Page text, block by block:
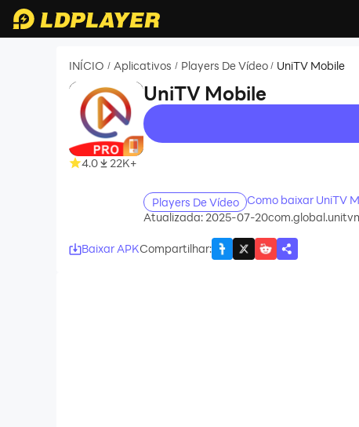
INÍCIO / Aplicativos / Players De Vídeo / UniTV Mobile
4.0 22K+
UniTV Mobile
recommend
Players De Vídeo
Como baixar UniTV
Atualizada: 2025-07-20
Baixar APKCompartilhar: